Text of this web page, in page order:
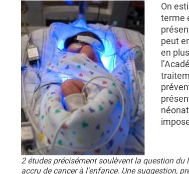
On
terme
peut
en
2 études précisément soulèvent la question
accru de cancer à l'enfance. Une suggestion,